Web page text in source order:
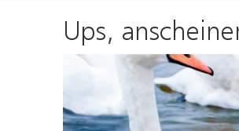
Ups,